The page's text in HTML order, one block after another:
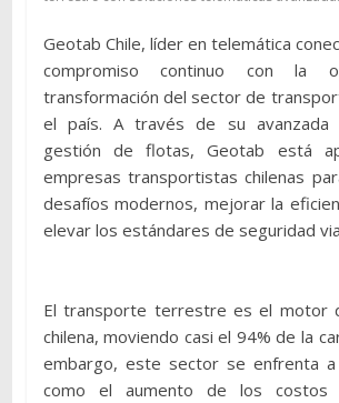
Geotab Chile, líder en telemática
compromiso continuo con la
transformación del sector de
el país. A través de su avanzada
gestión de flotas, Geotab está
empresas transportistas chilenas
desafíos modernos, mejorar la
elevar los estándares de seguridad
El transporte terrestre es el motor
chilena, moviendo casi el 94% de la
embargo, este sector se enfrenta a
como el aumento de los costos